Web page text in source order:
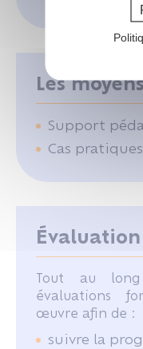
Les
Support
Cas pratiques
Tout au
évaluations
œuvre afin de :
suivre la